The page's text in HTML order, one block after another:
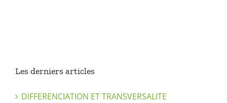
Les derniers articles
DIFFERENCIATION ET TRANSVERSALITE